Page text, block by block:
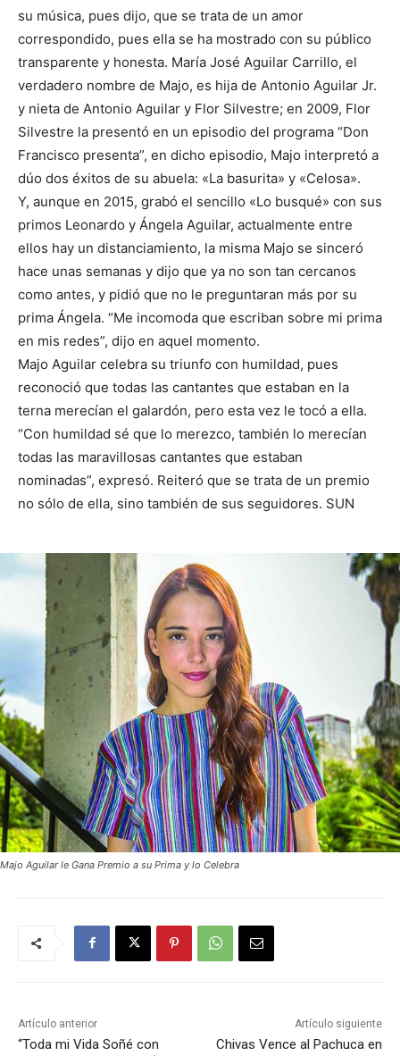
su música, pues dijo, que se trata de un amor
correspondido, pues ella se ha mostrado con su público
transparente y honesta. María José Aguilar Carrillo, el
verdadero nombre de Majo, es hija de Antonio Aguilar Jr.
y nieta de Antonio Aguilar y Flor Silvestre; en 2009, Flor
Silvestre la presentó en un episodio del programa “Don
Francisco presenta”, en dicho episodio, Majo interpretó a
dúo dos éxitos de su abuela: «La basurita» y «Celosa».
Y, aunque en 2015, grabó el sencillo «Lo busqué» con sus
primos Leonardo y Ángela Aguilar, actualmente entre
ellos hay un distanciamiento, la misma Majo se sinceró
hace unas semanas y dijo que ya no son tan cercanos
como antes, y pidió que no le preguntaran más por su
prima Ángela. “Me incomoda que escriban sobre mi prima
en mis redes”, dijo en aquel momento.
Majo Aguilar celebra su triunfo con humildad, pues
reconoció que todas las cantantes que estaban en la
terna merecían el galardón, pero esta vez le tocó a ella.
“Con humildad sé que lo merezco, también lo merecían
todas las maravillosas cantantes que estaban
nominadas”, expresó. Reiteró que se trata de un premio
no sólo de ella, sino también de sus seguidores. SUN
Majo Aguilar le Gana Premio a su Prima y lo Celebra
Artículo anterior
“Toda mi Vida Soñé con
Artículo siguiente
Chivas Vence al Pachuca en